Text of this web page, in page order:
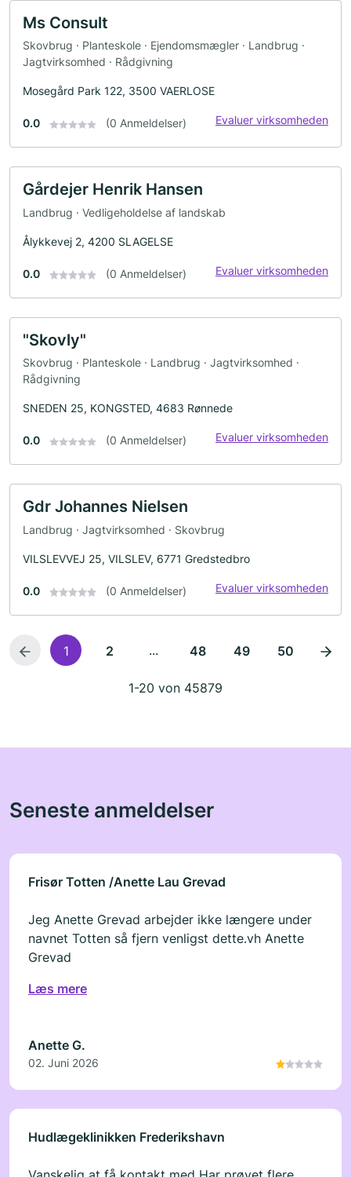
Ms Consult
Skovbrug · Planteskole · Ejendomsmægler · Landbrug ·
Jagtvirksomhed · Rådgivning
Mosegård Park 122, 3500 VAERLOSE
0.0 (0 Anmeldelser) Evaluer virksomheden
Gårdejer Henrik Hansen
Landbrug · Vedligeholdelse af landskab
Ålykkevej 2, 4200 SLAGELSE
0.0 (0 Anmeldelser) Evaluer virksomheden
"Skovly"
Skovbrug · Planteskole · Landbrug · Jagtvirksomhed ·
Rådgivning
SNEDEN 25, KONGSTED, 4683 Rønnede
0.0 (0 Anmeldelser) Evaluer virksomheden
Gdr Johannes Nielsen
Landbrug · Jagtvirksomhed · Skovbrug
VILSLEVVEJ 25, VILSLEV, 6771 Gredstedbro
0.0 (0 Anmeldelser) Evaluer virksomheden
1 2 ... 48 49 50
1-20 von 45879
Seneste anmeldelser
Frisør Totten /Anette Lau Grevad
Jeg Anette Grevad arbejder ikke længere under
navnet Totten så fjern venligst dette.vh Anette
Grevad
Læs mere
Anette G.
02. Juni 2026
Hudlægeklinikken Frederikshavn